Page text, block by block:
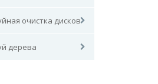
очистка дисков
дерева